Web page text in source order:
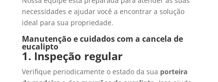
necessidades e ajudar você a encontrar a solução
ideal para sua propriedade.
Manutenção e cuidados com a cancela de
eucalipto
1. Inspeção regular
Verifique periodicamente o estado da sua porteira